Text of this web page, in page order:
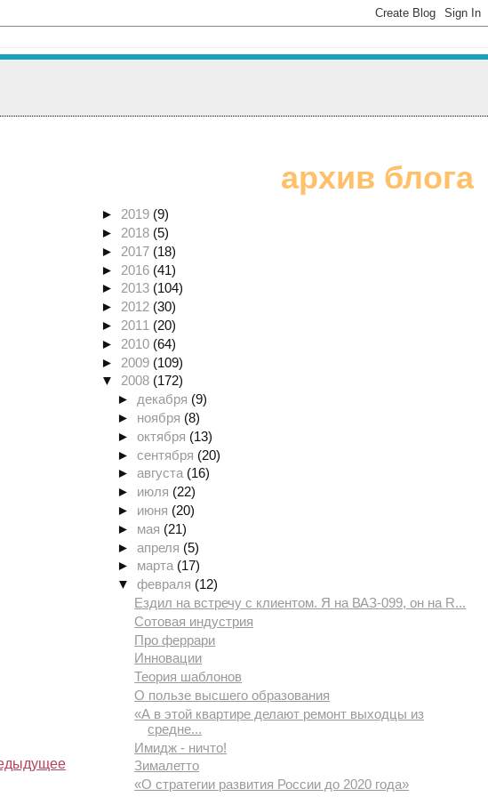
архив блога
► 2019 (9)
► 2018 (5)
► 2017 (18)
► 2016 (41)
► 2013 (104)
► 2012 (30)
► 2011 (20)
► 2010 (64)
► 2009 (109)
▼ 2008 (172)
► декабря (9)
► ноября (8)
►октября (13)
►сентября (20)
►августа (16)
► июля (22)
► июня (20)
► мая (21)
►апреля (5)
► марта (17)
▼февраля (12)
Ездил на встречу с клиентом. Я на ВАЗ-099, он на R...
Сотовая индустрия
Про феррари
Инновации
Теория шаблонов
О пользе высшего образования
«А в этой квартире делают ремонт выходцы из
средне...
Имидж - ничто!
Зималетто
«О стратегии развития России до 2020 года»